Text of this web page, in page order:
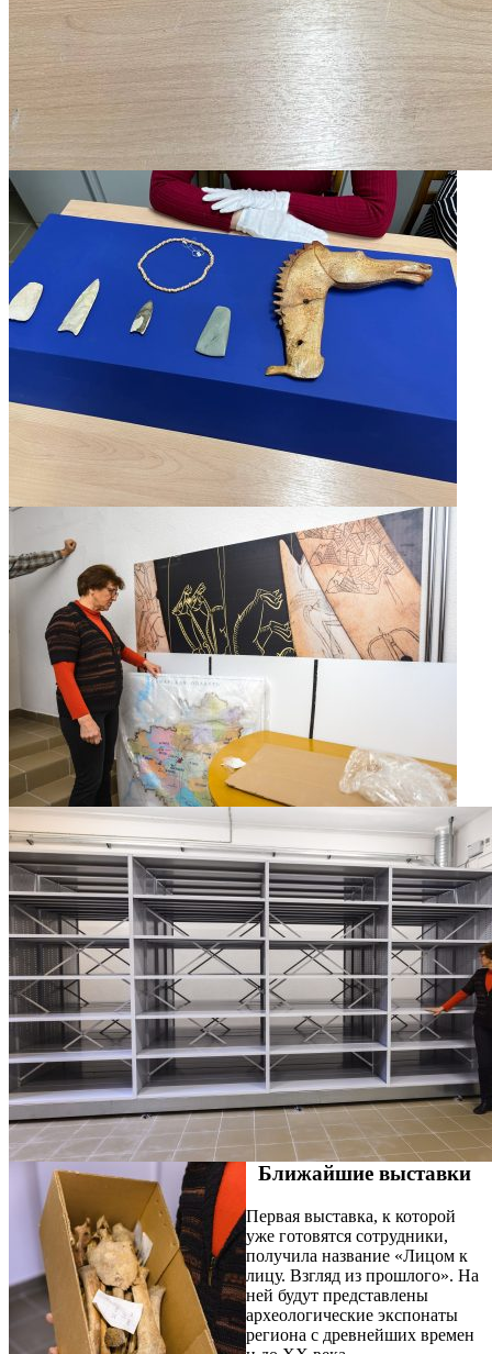
Ближайшие выставки
Первая выставка, к которой
уже готовятся сотрудники,
получила название «Лицом к
лицу. Взгляд из прошлого». На
ней будут представлены
археологические экспонаты
региона с древнейших времен